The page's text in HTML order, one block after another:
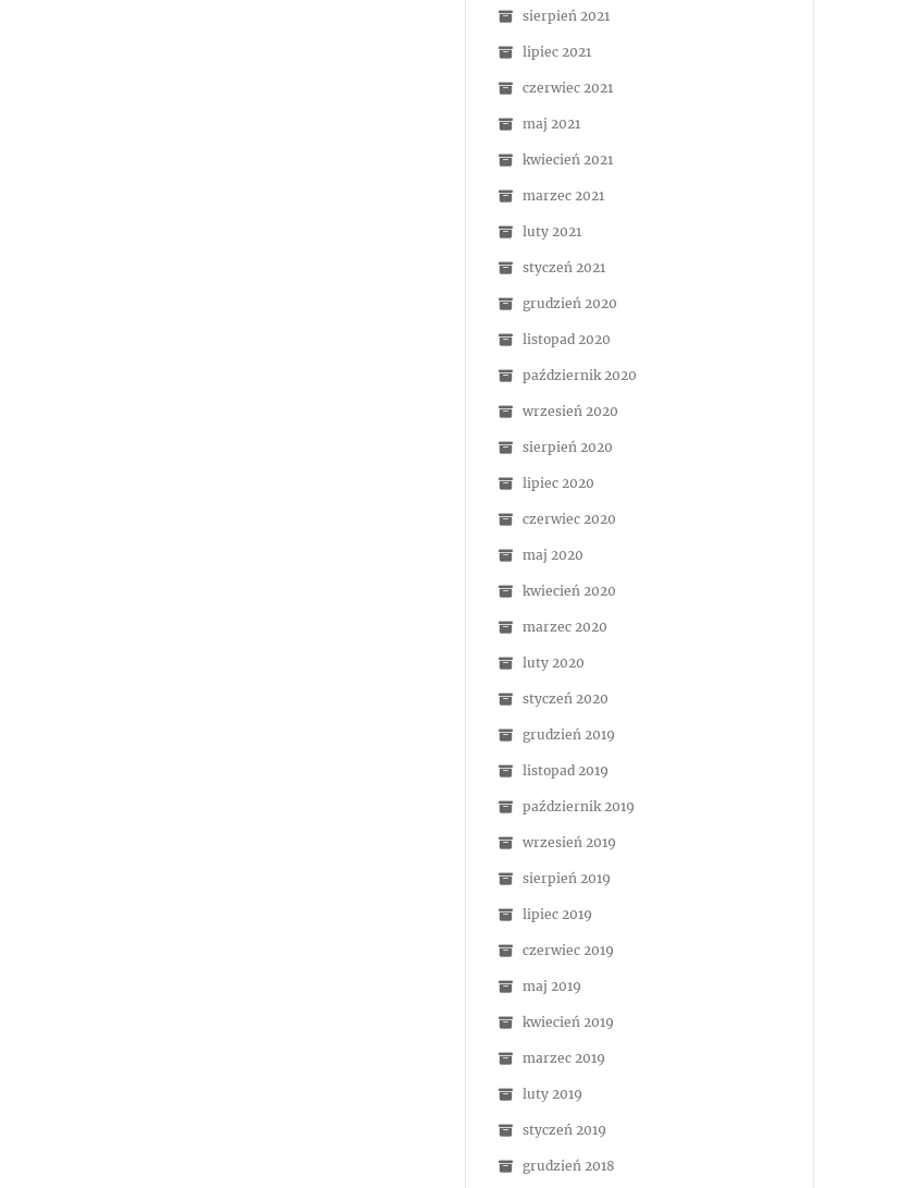
sierpień 2021
lipiec 2021
czerwiec 2021
maj 2021
kwiecień 2021
marzec 2021
luty 2021
styczeń 2021
grudzień 2020
listopad 2020
październik 2020
wrzesień 2020
sierpień 2020
lipiec 2020
czerwiec 2020
maj 2020
kwiecień 2020
marzec 2020
luty 2020
styczeń 2020
grudzień 2019
listopad 2019
październik 2019
wrzesień 2019
sierpień 2019
lipiec 2019
czerwiec 2019
maj 2019
kwiecień 2019
marzec 2019
luty 2019
styczeń 2019
grudzień 2018